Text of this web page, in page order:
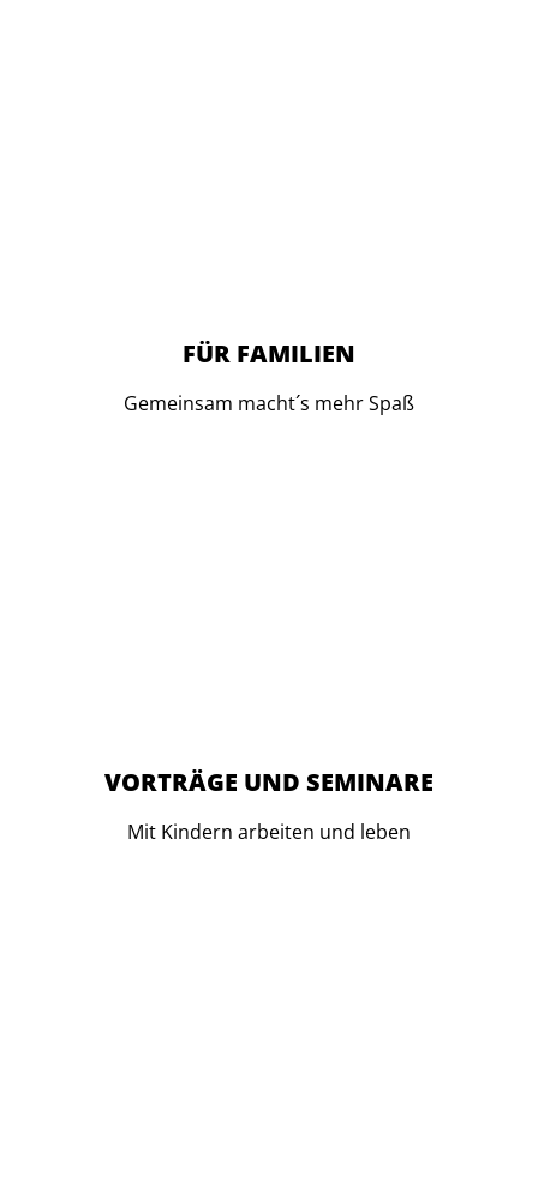
FÜR FAMILIEN
Gemeinsam macht´s mehr Spaß
VORTRÄGE UND SEMINARE
Mit Kindern arbeiten und leben